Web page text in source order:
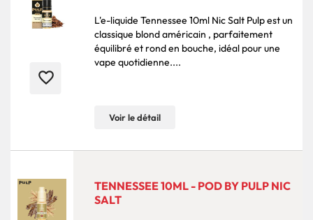
favorite_border
L'e-liquide Tennessee 10ml Nic Salt Pulp est un
classique blond américain , parfaitement
équilibré et rond en bouche, idéal pour une
vape quotidienne....
Voir le détail
TENNESSEE 10ML - POD BY PULP NIC
SALT